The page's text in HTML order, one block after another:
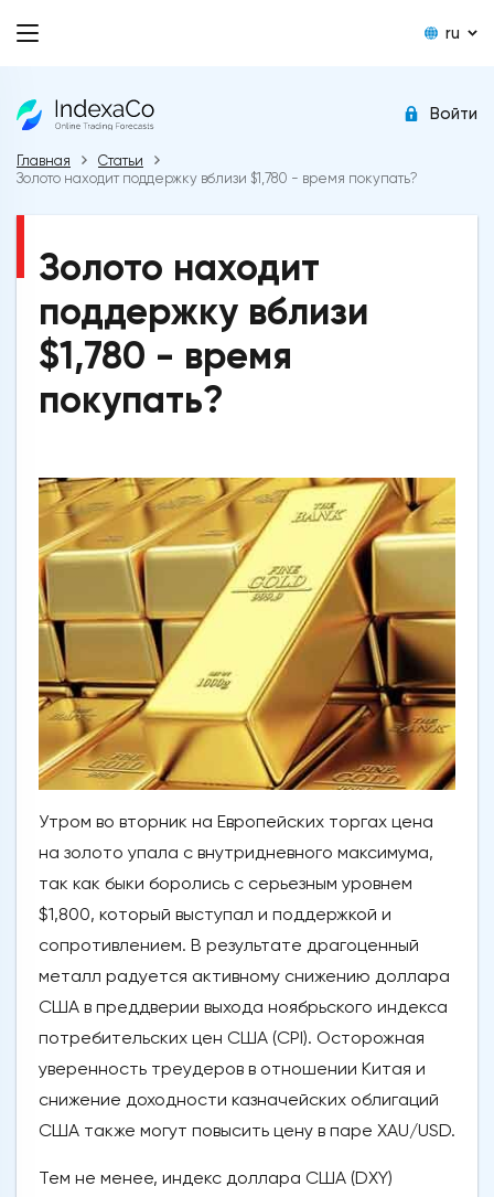
ru
Войти
Главная
Статьи
Золото находит поддержку вблизи $1,780 - время покупать?
Золото находит
поддержку вблизи
$1,780 - время
покупать?
Утром во вторник на Европейских торгах цена
на золото упала с внутридневного максимума,
так как быки боролись с серьезным уровнем
$1,800, который выступал и поддержкой и
сопротивлением. В результате драгоценный
металл радуется активному снижению доллара
США в преддверии выхода ноябрьского индекса
потребительских цен США (CPI). Осторожная
уверенность треудеров в отношении Китая и
снижение доходности казначейских облигаций
США также могут повысить цену в паре XAU/USD.
Тем не менее, индекс доллара США (DXY)